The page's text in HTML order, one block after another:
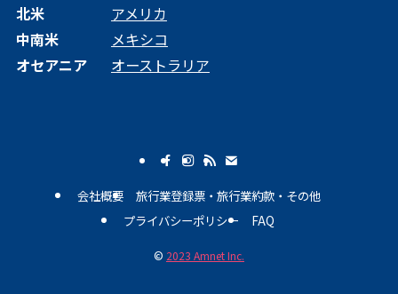
北米
アメリカ
中南米
メキシコ
オセアニア
オーストラリア
会社概要
旅行業登録票・旅行業約款・その他
プライバシーポリシー
FAQ
© 2023 Amnet Inc.